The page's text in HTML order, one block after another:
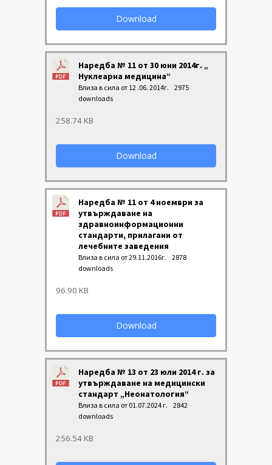
Download
Наредба № 11 от 30 юни 2014г. „
Нуклеарна медицина“
Влиза в сила от 12 .06. 2014г.
2975
downloads
258.74 KB
Download
Наредба № 11 от 4 ноември за
утвърждаване на
здравноинформационни
стандарти, прилагани от
лечебните заведения
Влиза в сила от 29.11.2016г.
2878
downloads
96.90 KB
Download
Наредба № 13 от 23 юли 2014 г. за
утвърждаване на медицински
стандарт „Неонатология“
Влиза в сила от 01.07.2024 г.
2842
downloads
256.54 KB